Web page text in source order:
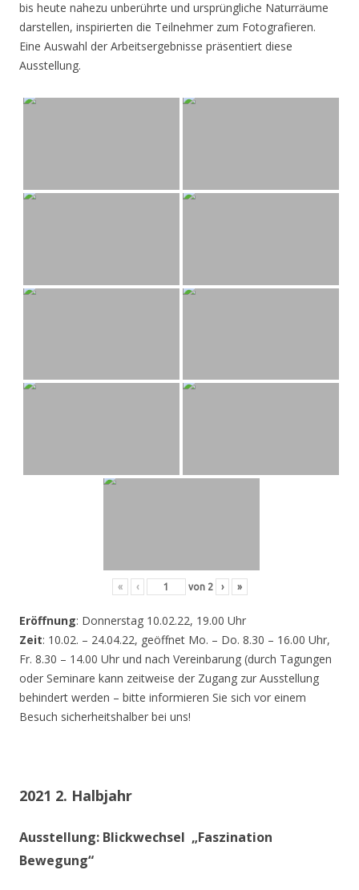
bis heute nahezu unberührte und ursprüngliche Naturräume
darstellen, inspirierten die Teilnehmer zum Fotografieren.
Eine Auswahl der Arbeitsergebnisse präsentiert diese
Ausstellung.
« ‹ von 2 › »
Eröffnung: Donnerstag 10.02.22, 19.00 Uhr
Zeit: 10.02. – 24.04.22, geöffnet Mo. – Do. 8.30 – 16.00 Uhr,
Fr. 8.30 – 14.00 Uhr und nach Vereinbarung (durch Tagungen
oder Seminare kann zeitweise der Zugang zur Ausstellung
behindert werden – bitte informieren Sie sich vor einem
Besuch sicherheitshalber bei uns!
2021 2. Halbjahr
Ausstellung: Blickwechsel „Faszination
Bewegung“